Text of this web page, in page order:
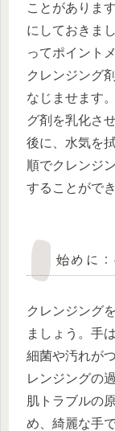
ことがありま
にしておきま
ってポイント
クレンジング
なじませます
グ剤を乳化さ
後に、水気を
順でクレンジ
することができ
始めに
クレンジング
ましょう。手
細菌や汚れが
レンジングの
肌トラブルの
め、綺麗な手